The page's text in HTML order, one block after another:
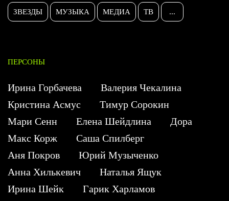
ЗВЕЗДЫ МУЗЫКА МЕДИА ТВ ...
ПЕРСОНЫ
Ирина Горбачева
Валерия Чекалина
Кристина Асмус
Тимур Сорокин
Мари Сенн
Елена Шейдлина
Дора
Макс Корж
Саша Спилберг
Аня Покров
Юрий Музыченко
Анна Хилькевич
Наталья Ящук
Ирина Шейк
Гарик Харламов